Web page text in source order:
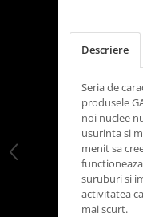
LEGO Speed Champions
Descriere
Seria de
produsele
noi nuclee
usurinta si
menit sa
suruburi si
activitatea
mai scurt.